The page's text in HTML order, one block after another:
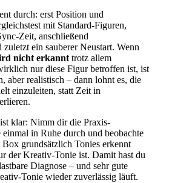
durch: erst Position und
mit Standard-Figuren,
Zeit, anschließend
ein sauberer Neustart. Wenn
nicht erkannt trotz allem
nur diese Figur betroffen ist, ist
aber realistisch – dann lohnt es, die
einzuleiten, statt Zeit in
klar: Nimm dir die Praxis-
einmal in Ruhe durch und beobachte
grundsätzlich Tonies erkennt
der Kreativ-Tonie ist. Damit hast du
Diagnose – und sehr gute
Tonie wieder zuverlässig läuft.